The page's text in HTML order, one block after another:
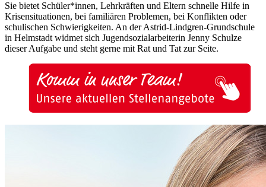
Sie bietet Schüler*innen, Lehrkräften und Eltern schnelle Hilfe in
Krisensituationen, bei familiären Problemen, bei Konflikten oder
schulischen Schwierigkeiten. An der Astrid-Lindgren-Grundschule
in Helmstadt widmet sich Jugendsozialarbeiterin Jenny Schulze
dieser Aufgabe und steht gerne mit Rat und Tat zur Seite.